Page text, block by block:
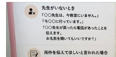
ト
数
数